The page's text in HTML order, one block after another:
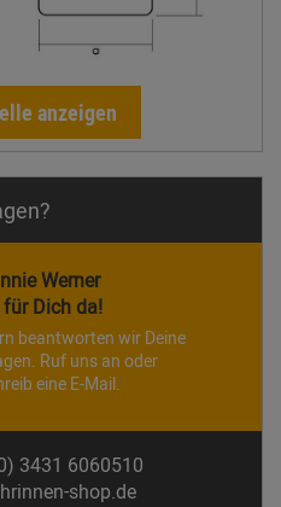
anzeigen
Werner
Dich da!
beantworten wir Deine
Ruf uns an oder
eine E-Mail.
3431 6060510
shop.de